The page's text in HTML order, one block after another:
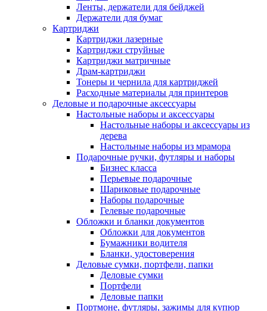
Ленты, держатели для бейджей
Держатели для бумаг
Картриджи
Картриджи лазерные
Картриджи струйные
Картриджи матричные
Драм-картриджи
Тонеры и чернила для картриджей
Расходные материалы для принтеров
Деловые и подарочные аксессуары
Настольные наборы и аксессуары
Настольные наборы и аксессуары из
дерева
Настольные наборы из мрамора
Подарочные ручки, футляры и наборы
Бизнес класса
Перьевые подарочные
Шариковые подарочные
Наборы подарочные
Гелевые подарочные
Обложки и бланки документов
Обложки для документов
Бумажники водителя
Бланки, удостоверения
Деловые сумки, портфели, папки
Деловые сумки
Портфели
Деловые папки
Портмоне, футляры, зажимы для купюр